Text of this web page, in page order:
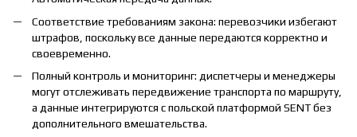
Соответствие требованиям закона: перевозчики избегают
штрафов, поскольку все данные передаются корректно и
своевременно.
Полный контроль и мониторинг: диспетчеры и менеджеры
могут отслеживать передвижение транспорта по маршруту,
а данные интегрируются с польской платформой SENT без
дополнительного вмешательства.